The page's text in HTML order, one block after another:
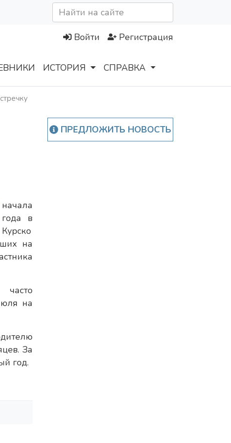
Войти Регистрация
ИСТОРИЯ СПРАВКА
начала
года в
Курско
на
на
За
год.
ПРЕДЛОЖИТЬ НОВОСТЬ